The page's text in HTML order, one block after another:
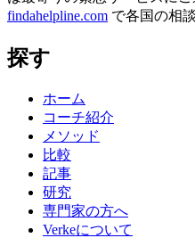
findahelpline.com で各国の相
探す
ホーム
コーチ紹介
メソッド
比較
記事
研究
専門家の方へ
Verkeについて